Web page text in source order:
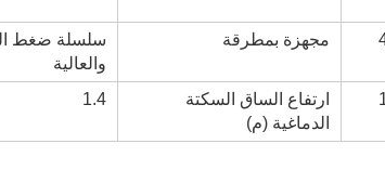
مجهزة بمطرقة
سلسلة ضغط
والعالية
ارتفاع الساق السكتة
الدماغية (م)
1.4